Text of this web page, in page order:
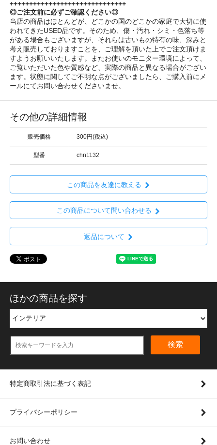
++++++++++++++++++++++++++++++
◎ご注文前に必ずご確認ください◎
当店の商品はほとんどが、どこかの国のどこかの家庭で大切に使
われてきたUSED品です。そのため、傷・汚れ・シミ・色落ち等
がある場合もございますが、それらは古いもの特有の味、深みと
考え販売しておりますことを、ご理解を頂いた上でご注文頂けま
すようお願いいたします。またお使いのモニター環境によって、
ご覧いただいた色や質感など、実際の商品と異なる場合がござい
ます。状態に関してご不明な点がございましたら、ご購入前にメ
ールにてお問い合わせくださいませ。
その他の詳細情報
販売価格 300円(税込)
型番 chn1132
この商品を友達に教える
この商品について問い合わせる
返品について
ほかの商品を探す
検索
特定商取引法に基づく表記
プライバシーポリシー
お問い合わせ